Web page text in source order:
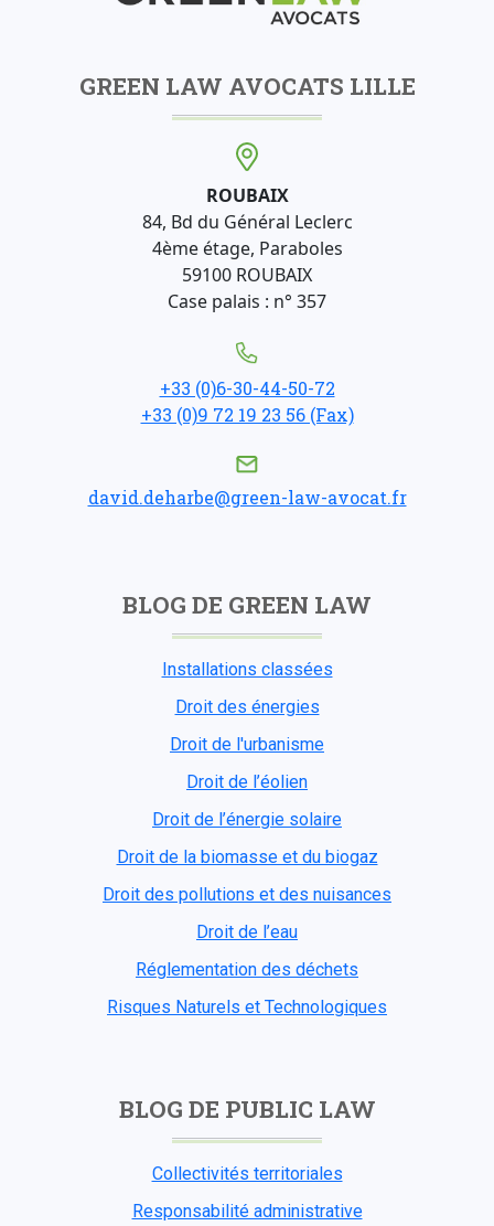
GREEN LAW AVOCATS LILLE
ROUBAIX
84, Bd du Général Leclerc
4ème étage, Paraboles
59100 ROUBAIX
Case palais : n° 357
+33 (0)6-30-44-50-72
+33 (0)9 72 19 23 56 (Fax)
david.deharbe@green-law-avocat.fr
BLOG DE GREEN LAW
Installations classées
Droit des énergies
Droit de l'urbanisme
Droit de l’éolien
Droit de l’énergie solaire
Droit de la biomasse et du biogaz
Droit des pollutions et des nuisances
Droit de l’eau
Réglementation des déchets
Risques Naturels et Technologiques
BLOG DE PUBLIC LAW
Collectivités territoriales
Responsabilité administrative